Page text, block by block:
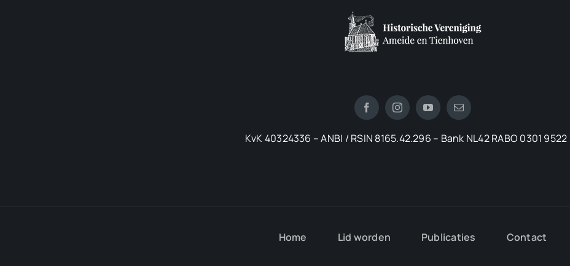
KvK 40324336 – ANBI / RSIN 8165.42.296 – Bank NL42 RABO 0301 9522
Home Lid worden Publicaties Contact